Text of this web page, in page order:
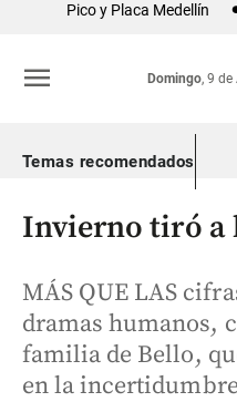
Colombia
Pico y Placa Medellín
Domingo, 9
menu
Temas recomendados
Invierno tiró a
MÁS QUE LAS
dramas humanos,
familia de Bello,
en la